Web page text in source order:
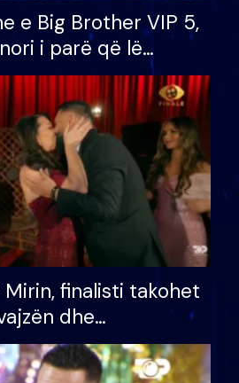
e Big Brother VIP 5,
i parë që lë
mundësinë për
e madh
finalisti takohet
dhe
S’kemi ndonjë letër